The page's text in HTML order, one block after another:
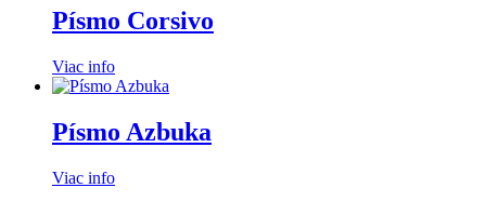
Písmo Corsivo
Viac info
Písmo Azbuka
Viac info